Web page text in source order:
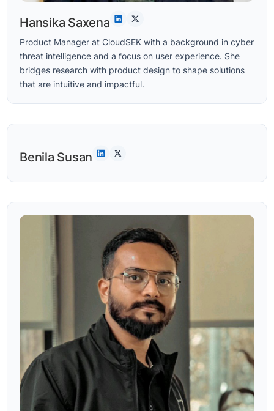
Hansika Saxena
Product Manager at CloudSEK with a background in cyber
threat intelligence and a focus on user experience. She
bridges research with product design to shape solutions
that are intuitive and impactful.
Benila Susan